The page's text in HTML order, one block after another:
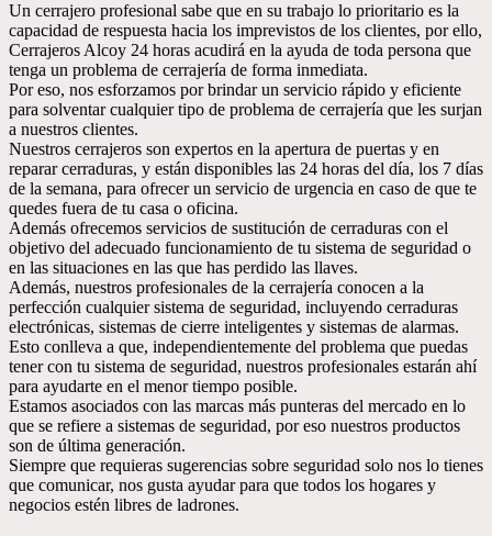
Un cerrajero profesional sabe que en su trabajo lo prioritario es la
capacidad de respuesta hacia los imprevistos de los clientes, por ello,
Cerrajeros Alcoy 24 horas acudirá en la ayuda de toda persona que
tenga un problema de cerrajería de forma inmediata.
Por eso, nos esforzamos por brindar un servicio rápido y eficiente
para solventar cualquier tipo de problema de cerrajería que les surjan
a nuestros clientes.
Nuestros cerrajeros son expertos en la apertura de puertas y en
reparar cerraduras, y están disponibles las 24 horas del día, los 7 días
de la semana, para ofrecer un servicio de urgencia en caso de que te
quedes fuera de tu casa o oficina.
Además ofrecemos servicios de sustitución de cerraduras con el
objetivo del adecuado funcionamiento de tu sistema de seguridad o
en las situaciones en las que has perdido las llaves.
Además, nuestros profesionales de la cerrajería conocen a la
perfección cualquier sistema de seguridad, incluyendo cerraduras
electrónicas, sistemas de cierre inteligentes y sistemas de alarmas.
Esto conlleva a que, independientemente del problema que puedas
tener con tu sistema de seguridad, nuestros profesionales estarán ahí
para ayudarte en el menor tiempo posible.
Estamos asociados con las marcas más punteras del mercado en lo
que se refiere a sistemas de seguridad, por eso nuestros productos
son de última generación.
Siempre que requieras sugerencias sobre seguridad solo nos lo tienes
que comunicar, nos gusta ayudar para que todos los hogares y
negocios estén libres de ladrones.